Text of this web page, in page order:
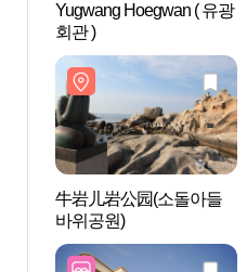
Yugwang Hoegwan ( 유광
회관 )
牛岩儿岩公园(소돌아들
바위공원)